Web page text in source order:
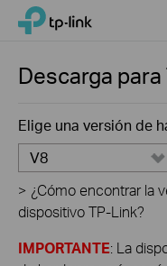
Click
navigation
TP-Link, Reliably Smart
Descarga para
Elige una versión de
V8
> ¿Cómo encontrar la
dispositivo TP-Link?
IMPORTANTE: La